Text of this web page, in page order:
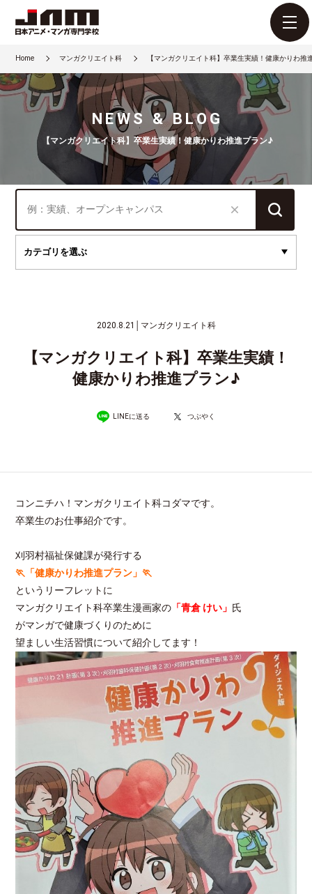
Home マンガクリエイト科 【マンガクリエイト科】卒業生実績！健康かりわ推
NEWS & BLOG
【マンガクリエイト科】卒業生実績！健康かりわ推進プラン♪
2020.8.21 マンガクリエイト科
【マンガクリエイト科】卒業生実績！
健康かりわ推進プラン♪
LINEに送る つぶやく
コンニチハ！マンガクリエイト科コダマです。
卒業生のお仕事紹介です。
刈羽村福祉保健課が発行する
🏃「健康かりわ推進プラン」🏃
というリーフレットに
マンガクリエイト科卒業生漫画家の 「青倉 けい」 氏
がマンガで健康づくりのために
望ましい生活習慣について紹介してます！